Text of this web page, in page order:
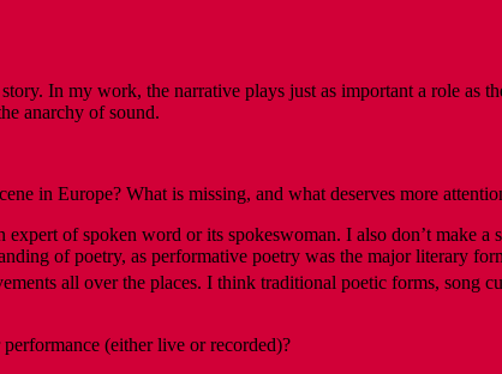
In my work, the narrative plays just as important a role as
anarchy of sound.
in Europe? What is missing, and what deserves more
of spoken word or its spokeswoman. I also don’t make a
of poetry, as performative poetry was the major literary
all over the places. I think traditional poetic forms, song
(either live or recorded)?